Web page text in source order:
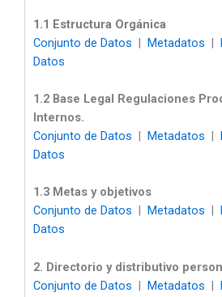
1.1 Estructura Orgánica
Conjunto de Datos | Metadatos |
Datos
1.2 Base Legal Regulaciones
Internos.
Conjunto de Datos | Metadatos |
Datos
1.3 Metas y objetivos
Conjunto de Datos | Metadatos |
Datos
2. Directorio y distributivo
Conjunto de Datos | Metadatos |